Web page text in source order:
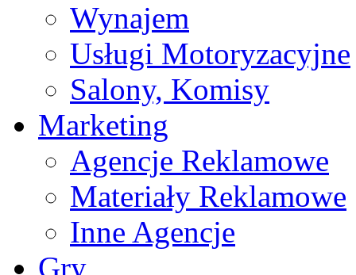
Wynajem
Usługi Motoryzacyjne
Salony, Komisy
Marketing
Agencje Reklamowe
Materiały Reklamowe
Inne Agencje
Gry